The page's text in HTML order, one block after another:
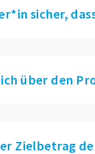
sicher,
über den
Zielbetrag